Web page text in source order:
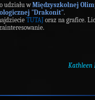
udziału wMiędzyszkolnej
"Drakonit".
TUTAJ oraz na grafice.
Kathleen